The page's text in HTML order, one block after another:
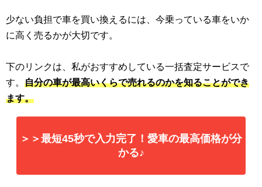
少ない負担で車を買い換えるには、今乗っている車をいか
に高く売るかが大切です。
下のリンクは、私がおすすめしている一括査定サービスで
す。 自分の車が最高いくらで売れるのかを知ることができ
ます。
＞＞最短45秒で入力完了！愛車の最高価格が分
かる♪